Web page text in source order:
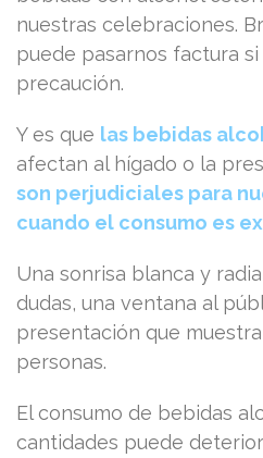
nuestras celebraciones.
puede pasarnos factura
precaución.
Y es que las bebidas
afectan al hígado o la
son perjudiciales para
cuando el consumo es
Una sonrisa blanca y
dudas, una ventana al
presentación que
personas.
El consumo de bebidas
cantidades puede